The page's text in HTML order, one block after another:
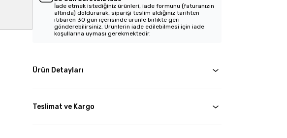
İade etmek istediğiniz ürünleri, iade formunu (faturanızın
altında) doldurarak, siparişi teslim aldığınız tarihten
itibaren 30 gün içerisinde ürünle birlikte geri
gönderebilirsiniz. Ürünlerin iade edilebilmesi için iade
koşullarına uyması gerekmektedir.
Ürün Detayları
Teslimat ve Kargo